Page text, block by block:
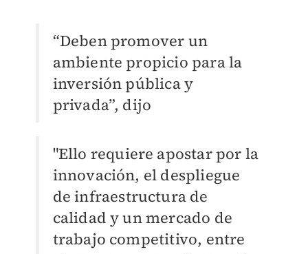
“Deben promover un
ambiente propicio para la
inversión pública y
privada”, dijo
"Ello requiere apostar por la
innovación, el despliegue
de infraestructura de
calidad y un mercado de
trabajo competitivo, entre